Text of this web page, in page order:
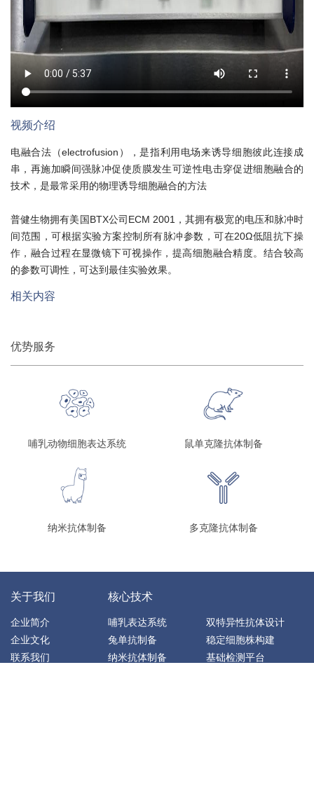
视频介绍
电融合法（electrofusion），是指利用电场来诱导细胞彼此连接成
串，再施加瞬间强脉冲促使质膜发生可逆性电击穿促进细胞融合的
技术，是最常采用的物理诱导细胞融合的方法
普健生物拥有美国BTX公司ECM 2001，其拥有极宽的电压和脉冲时
间范围，可根据实验方案控制所有脉冲参数，可在20Ω低阻抗下操
作，融合过程在显微镜下可视操作，提高细胞融合精度。结合较高
的参数可调性，可达到最佳实验效果。
相关内容
优势服务
哺乳动物细胞表达系统 鼠单克隆抗体制备
纳米抗体制备 多克隆抗体制备
关于我们
企业简介
企业文化
联系我们
核心技术
哺乳表达系统
兔单抗制备
纳米抗体制备
双特异性抗体设计
稳定细胞株构建
基础检测平台